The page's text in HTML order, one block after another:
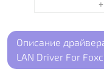
Описание
LAN Driver For